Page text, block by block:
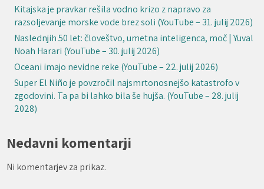
Kitajska je pravkar rešila vodno krizo z napravo za
razsoljevanje morske vode brez soli (YouTube – 31. julij 2026)
Naslednjih 50 let: človeštvo, umetna inteligenca, moč | Yuval
Noah Harari (YouTube – 30. julij 2026)
Oceani imajo nevidne reke (YouTube – 22. julij 2026)
Super El Niño je povzročil najsmrtonosnejšo katastrofo v
zgodovini. Ta pa bi lahko bila še hujša. (YouTube – 28. julij
2028)
Nedavni komentarji
Ni komentarjev za prikaz.